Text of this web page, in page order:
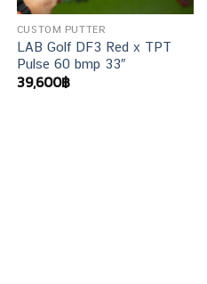
CUSTOM PUTTER
LAB Golf DF3 Red x TPT
Pulse 60 bmp 33″
39,600฿